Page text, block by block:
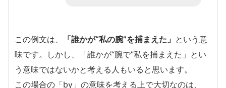
この例文は、 「誰かが“私の腕”を捕まえた」 という意
味です。しかし、「誰かが“腕で”私を捕まえた」とい
う意味ではないかと考える人もいると思います。
この場合の「by」の意味を考える上で大切なのは、